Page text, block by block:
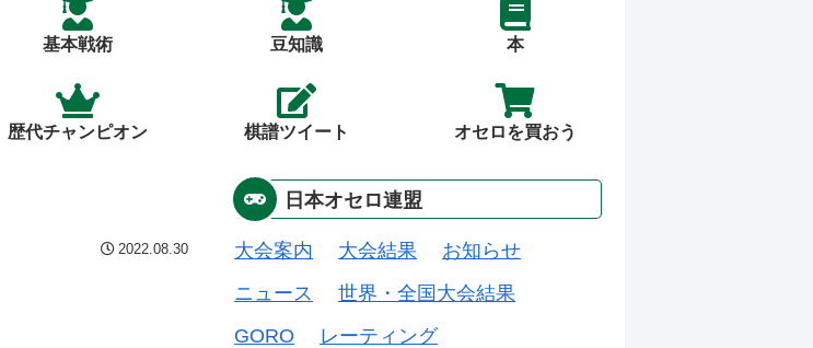
基本戦術 豆知識 本
歴代チャンピオン 棋譜ツイート オセロを買おう
2022.08.30
日本オセロ連盟
大会案内 大会結果
お知らせ
ニュース
世界・全国大会結果
GORO
レーティング